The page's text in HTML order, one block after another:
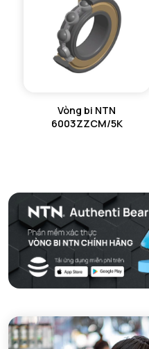
Vòng bi NTN
6003ZZCM/5K